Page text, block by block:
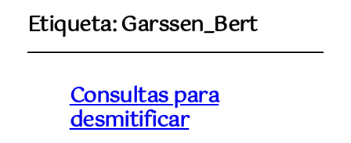
Etiqueta:Garssen_Bert
Consultas para
desmitificar